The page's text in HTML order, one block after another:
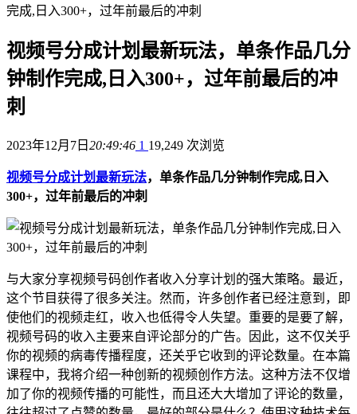
完成,日入300+，过年前最后的冲刺
视频号分成计划最新玩法，单条作品几分
钟制作完成,日入300+，过年前最后的冲
刺
2023年12月7日 20:49:46 1 19,249 次浏览
视频号分成计划最新玩法，单条作品几分钟制作完成,日入
300+，过年前最后的冲刺
与大家分享视频号码创作者收入分享计划的强大策略。最近，
这个节目获得了很多关注。然而，许多创作者已经注意到，即
使他们的视频走红，收入也低得令人失望。重要的是要了解，
视频号码的收入主要来自评论部分的广告。因此，这不仅关乎
你的视频的病毒传播程度，还关乎它收到的评论数量。在本篇
课程中，我将介绍一种创新的视频创作方法。这种方法不仅增
加了你的视频传播的可能性，而且还大大增加了评论的数量，